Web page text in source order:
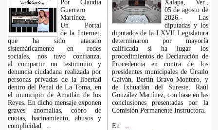
Por Claudia
Guerrero
Martínez.
​Un Portal
de la Internet,
que ha sido atacado
sistemáticamente en redes
sociales, nos tuvo confianza,
al compartir un testimonio y
denuncia ciudadana realizada por
personas privadas de la libertad
dentro del Penal de La Toma, en
el municipio de Amatlán de los
Reyes. En dicho mensaje exponen
graves anomalías, cobro de
cuotas, hacinamiento, abusos y
complicidad
Xalapa, Ver.,
05 de agosto de
2026.- Las
diputadas y los
diputados de la LXVII Legislatura
determinaron por mayoría
calificada si ha lugar los
procedimientos de Declaración de
Procedencia en contra de los
presidentes municipales de Úrsulo
Galván, Bertín Bravo Montero, y
de Ixhuatlán del Sureste, Raúl
González Martínez, con base en las
conclusiones presentadas por la
Comisión Permanente Instructora.
En